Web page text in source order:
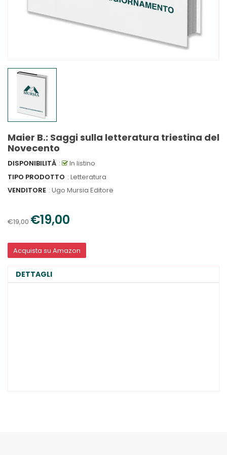
Maier B.: Saggi sulla letteratura triestina del
Novecento
DISPONIBILITÀ :
In listino
TIPO PRODOTTO : Letteratura
VENDITORE : Ugo Mursia Editore
€19,00 €19,00
Acquista su Amazon
DETTAGLI